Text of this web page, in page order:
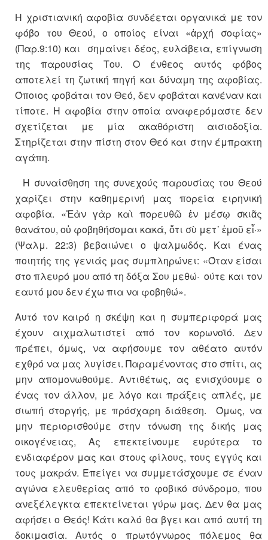
Η χριστιανική αφοβία συνδέεται οργανικά με τον
φόβο του Θεού, ο οποίος είναι «ἀρχή σοφίας»
(Παρ.9:10) και σημαίνει δέος, ευλάβεια, επίγνωση
της παρουσίας Του. Ο ένθεος αυτός φόβος
αποτελεί τη ζωτική πηγή και δύναμη της αφοβίας.
Όποιος φοβάται τον Θεό, δεν φοβάται κανέναν και
τίποτε. Η αφοβία στην οποία αναφερόμαστε δεν
σχετίζεται με μία ακαθόριστη αισιοδοξία.
Στηρίζεται στην πίστη στον Θεό και στην έμπρακτη
αγάπη.
Η συναίσθηση της συνεχούς παρουσίας του Θεού
χαρίζει στην καθημερινή μας πορεία ειρηνική
αφοβία. «Ἐὰν γὰρ καὶ πορευθῶ ἐν μέσῳ σκιᾶς
θανάτου, οὐ φοβηθήσομαι κακά, ὅτι σὺ μετ᾿ ἐμοῦ εἶ·»
(Ψαλμ. 22:3) βεβαιώνει ο ψαλμωδός. Και ένας
ποιητής της γενιάς μας συμπληρώνει: «Όταν είσαι
στο πλευρό μου από τη δόξα Σου μεθώ· ούτε και τον
εαυτό μου δεν έχω πια να φοβηθώ».
Αυτό τον καιρό η σκέψη και η συμπεριφορά μας
έχουν αιχμαλωτιστεί από τον κορωνοϊό. Δεν
πρέπει, όμως, να αφήσουμε τον αθέατο αυτόν
εχθρό να μας λυγίσει. Παραμένοντας στο σπίτι, ας
μην απομονωθούμε. Αντιθέτως, ας ενισχύουμε ο
ένας τον άλλον, με λόγο και πράξεις απλές, με
σιωπή στοργής, με πρόσχαρη διάθεση. Όμως, να
μην περιορισθούμε στην τόνωση της δικής μας
οικογένειας, Ας επεκτείνουμε ευρύτερα το
ενδιαφέρον μας και στους φίλους, τους εγγύς και
τους μακράν. Επείγει να συμμετάσχουμε σε έναν
αγώνα ελευθερίας από το φοβικό σύνδρομο, που
ανεξέλεγκτα επεκτείνεται γύρω μας. Δεν θα μας
αφήσει ο Θεός! Κάτι καλό θα βγει και από αυτή τη
δοκιμασία. Αυτός ο πρωτόγνωρος πόλεμος θα